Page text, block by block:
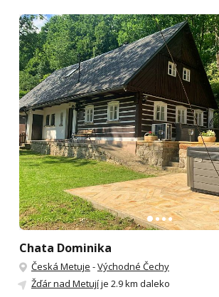
Chata Dominika
Česká Metuje -Východné Čechy
Žďár nad Metujíje 2.9 km daleko